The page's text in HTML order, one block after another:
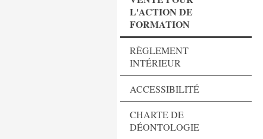
L'ACTION DE
FORMATION
RÈGLEMENT
INTÉRIEUR
ACCESSIBILITÉ
CHARTE DE
DÉONTOLOGIE